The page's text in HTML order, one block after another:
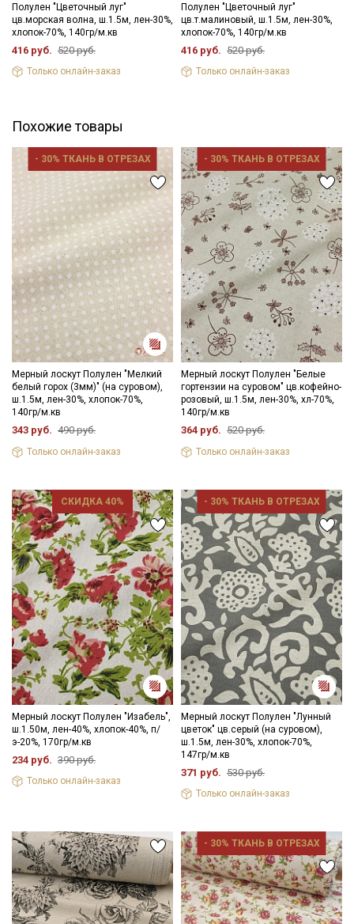
Цветопередача может отличаться от оригинального цвета
ткани в зависимости от настроек вашего монитора и в
зависимости от партии тон ткани может отличаться.
Полулен "Цветочный луг"
цв.морская волна, ш.1.5м, лен-30%,
хлопок-70%, 140гр/м.кв
416 руб. 520 руб.
Только онлайн-заказ
Полулен "Цветочный луг"
цв.т.малиновый, ш.1.5м, лен-30%,
хлопок-70%, 140гр/м.кв
416 руб. 520 руб.
Только онлайн-заказ
Похожие товары
- 30% ТКАНЬ В ОТРЕЗАХ
Мерный лоскут Полулен "Мелкий
белый горох (3мм)" (на суровом),
ш.1.5м, лен-30%, хлопок-70%,
140гр/м.кв
343 руб. 490 руб.
Только онлайн-заказ
- 30% ТКАНЬ В ОТРЕЗАХ
Мерный лоскут Полулен "Белые
гортензии на суровом" цв.кофейно-
розовый, ш.1.5м, лен-30%, хл-70%,
140гр/м.кв
364 руб. 520 руб.
Только онлайн-заказ
СКИДКА 40%
Мерный лоскут Полулен "Изабель",
ш.1.50м, лен-40%, хлопок-40%, п/
э-20%, 170гр/м.кв
234 руб. 390 руб.
Только онлайн-заказ
- 30% ТКАНЬ В ОТРЕЗАХ
Мерный лоскут Полулен "Лунный
цветок" цв.серый (на суровом),
ш.1.5м, лен-30%, хлопок-70%,
147гр/м.кв
371 руб. 530 руб.
Только онлайн-заказ
- 30% ТКАНЬ В ОТРЕЗАХ
Секретная рассылка от Купава
Мы публикуем здесь дополнительные
промокоды и скидки до 30% на узкие
категории тканей
Электронная почта
Подписаться
Ознакомлен(а) с
Политикой обработки персональных
Согласие на обработку персональных
данных
информационных рассылок